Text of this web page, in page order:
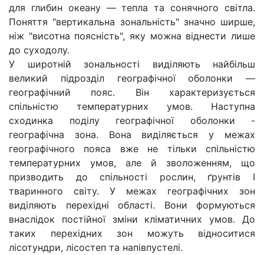
для глибин океану — тепла та сонячного світла.
Поняття "вертикальна зональність" значно ширше,
ніж "висотна поясність", яку можна віднести лише
до суходолу.
У широтній зональності виділяють найбільш
великий підрозділ географічної оболонки —
географічний пояс. Він характеризується
спільністю температурних умов. Наступна
сходинка поділу географічної оболонки -
географічна зона. Вона виділяється у межах
географічного пояса вже не тільки спільністю
температурних умов, але й зволоженням, що
призводить до спільності рослин, ґрунтів І
тваринного світу. У межах географічних зон
виділяють перехідні області. Вони формуються
внаслідок постійної зміни кліматичних умов. До
таких перехідних зон можуть відноситися
лісотундри, лісостеп та напівпустелі.